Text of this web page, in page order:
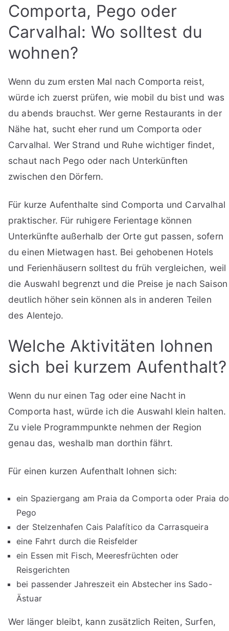
Comporta, Pego oder
Carvalhal: Wo solltest du
wohnen?
Wenn du zum ersten Mal nach Comporta reist,
würde ich zuerst prüfen, wie mobil du bist und was
du abends brauchst. Wer gerne Restaurants in der
Nähe hat, sucht eher rund um Comporta oder
Carvalhal. Wer Strand und Ruhe wichtiger findet,
schaut nach Pego oder nach Unterkünften
zwischen den Dörfern.
Für kurze Aufenthalte sind Comporta und Carvalhal
praktischer. Für ruhigere Ferientage können
Unterkünfte außerhalb der Orte gut passen, sofern
du einen Mietwagen hast. Bei gehobenen Hotels
und Ferienhäusern solltest du früh vergleichen, weil
die Auswahl begrenzt und die Preise je nach Saison
deutlich höher sein können als in anderen Teilen
des Alentejo.
Welche Aktivitäten lohnen
sich bei kurzem Aufenthalt?
Wenn du nur einen Tag oder eine Nacht in
Comporta hast, würde ich die Auswahl klein halten.
Zu viele Programmpunkte nehmen der Region
genau das, weshalb man dorthin fährt.
Für einen kurzen Aufenthalt lohnen sich:
ein Spaziergang am Praia da Comporta oder Praia do
Pego
der Stelzenhafen Cais Palafítico da Carrasqueira
eine Fahrt durch die Reisfelder
ein Essen mit Fisch, Meeresfrüchten oder
Reisgerichten
bei passender Jahreszeit ein Abstecher ins Sado-
Ästuar
Wer länger bleibt, kann zusätzlich Reiten, Surfen,